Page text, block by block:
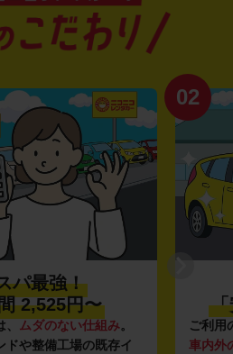
ロ品質の
安全・清潔」
24項目の車両点検と
除菌を徹底。安心感と
03
登録か
導入し